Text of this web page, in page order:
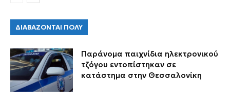
ΔΙΑΒΑΖΟΝΤΑΙ ΠΟΛΥ
Παράνομα παιχνίδια ηλεκτρονικού
τζόγου εντοπίστηκαν σε
κατάστημα στην Θεσσαλονίκη